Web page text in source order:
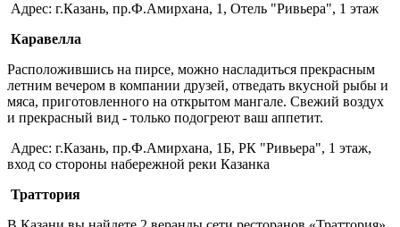
Адрес: г.Казань, пр.Ф.Амирхана, 1, Отель "Ривьера", 1 этаж
Каравелла
Расположившись на пирсе, можно насладиться прекрасным
летним вечером в компании друзей, отведать вкусной рыбы и
мяса, приготовленного на открытом мангале. Свежий воздух
и прекрасный вид - только подогреют ваш аппетит.
Адрес: г.Казань, пр.Ф.Амирхана, 1Б, РК "Ривьера", 1 этаж,
вход со стороны набережной реки Казанка
Траттория